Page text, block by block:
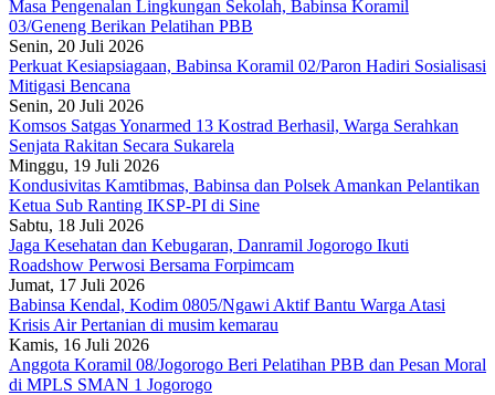
Masa Pengenalan Lingkungan Sekolah, Babinsa Koramil
03/Geneng Berikan Pelatihan PBB
Senin, 20 Juli 2026
Perkuat Kesiapsiagaan, Babinsa Koramil 02/Paron Hadiri Sosialisasi
Mitigasi Bencana
Senin, 20 Juli 2026
Komsos Satgas Yonarmed 13 Kostrad Berhasil, Warga Serahkan
Senjata Rakitan Secara Sukarela
Minggu, 19 Juli 2026
Kondusivitas Kamtibmas, Babinsa dan Polsek Amankan Pelantikan
Ketua Sub Ranting IKSP-PI di Sine
Sabtu, 18 Juli 2026
Jaga Kesehatan dan Kebugaran, Danramil Jogorogo Ikuti
Roadshow Perwosi Bersama Forpimcam
Jumat, 17 Juli 2026
Babinsa Kendal, Kodim 0805/Ngawi Aktif Bantu Warga Atasi
Krisis Air Pertanian di musim kemarau
Kamis, 16 Juli 2026
Anggota Koramil 08/Jogorogo Beri Pelatihan PBB dan Pesan Moral
di MPLS SMAN 1 Jogorogo